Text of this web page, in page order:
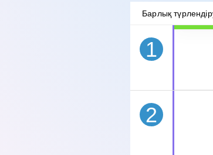
Барлық
1
2